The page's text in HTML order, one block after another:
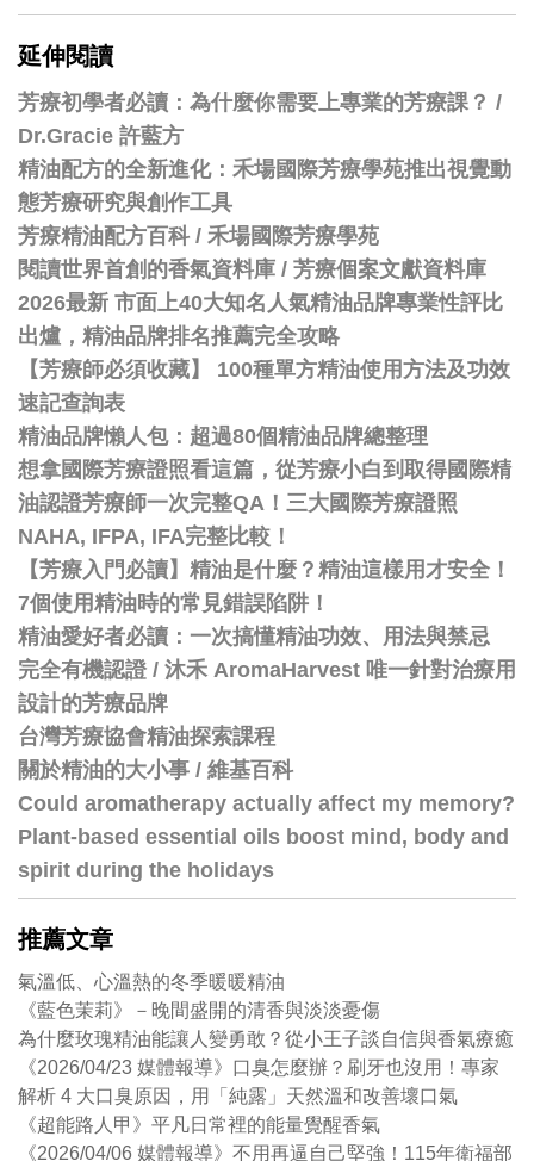
延伸閱讀
芳療初學者必讀：為什麼你需要上專業的芳療課？ /
Dr.Gracie 許藍方
精油配方的全新進化：禾場國際芳療學苑推出視覺動
態芳療研究與創作工具
芳療精油配方百科 / 禾場國際芳療學苑
閱讀世界首創的香氣資料庫 / 芳療個案文獻資料庫
2026最新 市面上40大知名人氣精油品牌專業性評比
出爐，精油品牌排名推薦完全攻略
【芳療師必須收藏】 100種單方精油使用方法及功效
速記查詢表
精油品牌懶人包：超過80個精油品牌總整理
想拿國際芳療證照看這篇，從芳療小白到取得國際精
油認證芳療師一次完整QA！三大國際芳療證照
NAHA, IFPA, IFA完整比較！
【芳療入門必讀】精油是什麼？精油這樣用才安全！
7個使用精油時的常見錯誤陷阱！
精油愛好者必讀：一次搞懂精油功效、用法與禁忌
完全有機認證 / 沐禾 AromaHarvest 唯一針對治療用
設計的芳療品牌
台灣芳療協會精油探索課程
關於精油的大小事 / 維基百科
Could aromatherapy actually affect my memory?
Plant-based essential oils boost mind, body and
spirit during the holidays
推薦文章
氣溫低、心溫熱的冬季暖暖精油
《藍色茉莉》－晚間盛開的清香與淡淡憂傷
為什麼玫瑰精油能讓人變勇敢？從小王子談自信與香氣療癒
《2026/04/23 媒體報導》口臭怎麼辦？刷牙也沒用！專家
解析 4 大口臭原因，用「純露」天然溫和改善壞口氣
《超能路人甲》平凡日常裡的能量覺醒香氣
《2026/04/06 媒體報導》不用再逼自己堅強！115年衛福部